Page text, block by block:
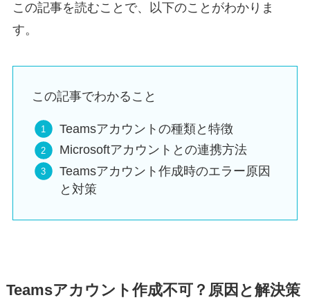
この記事を読むことで、以下のことがわかりま
す。
この記事でわかること
Teamsアカウントの種類と特徴
Microsoftアカウントとの連携方法
Teamsアカウント作成時のエラー原因
と対策
Teamsアカウント作成不可？原因と解決策